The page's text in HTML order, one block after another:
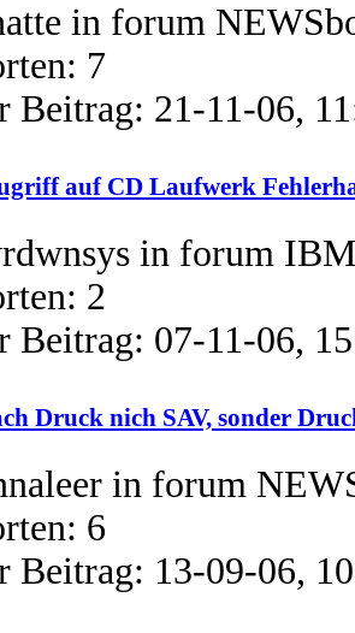
in forum
7
Beitrag: 21-11-06,
auf CD Laufwerk
in forum
2
Beitrag: 07-11-06,
Druck nich SAV, sonder
in forum
6
Beitrag: 13-09-06,